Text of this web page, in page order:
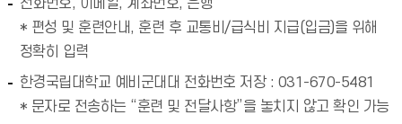
전화번호, 이메일, 계좌번호, 은행
* 편성 및 훈련안내, 훈련 후 교통비/급식비 지급(입금)을 위해
정확히 입력
한경국립대학교 예비군대대 전화번호 저장 : 031-670-5481
* 문자로 전송하는 “훈련 및 전달사항”을 놓치지 않고 확인 가능